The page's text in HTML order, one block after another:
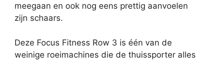
meegaan en ook nog eens prettig aanvoelen
zijn schaars.
Deze Focus Fitness Row 3 is één van de
weinige roeimachines die de thuissporter alles